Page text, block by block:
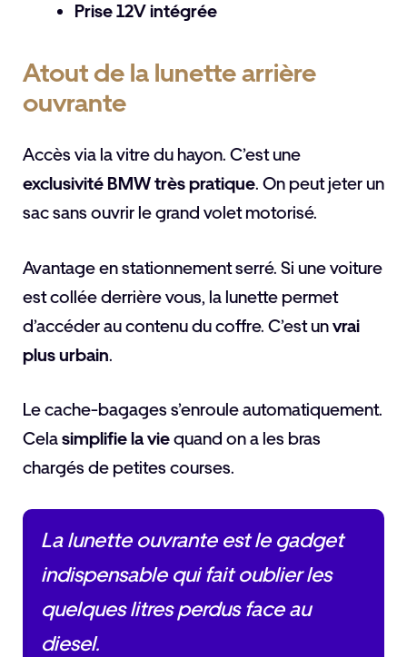
Prise 12V intégrée
Atout de la lunette arrière
ouvrante
Accès via la vitre du hayon. C’est une
exclusivité BMW très pratique. On peut jeter un
sac sans ouvrir le grand volet motorisé.
Avantage en stationnement serré. Si une voiture
est collée derrière vous, la lunette permet
d’accéder au contenu du coffre. C’est unvrai
plus urbain.
Le cache-bagages s’enroule automatiquement.
Celasimplifie la viequand on a les bras
chargés de petites courses.
La lunette ouvrante est le gadget
indispensable qui fait oublier les
quelques litres perdus face au
diesel.